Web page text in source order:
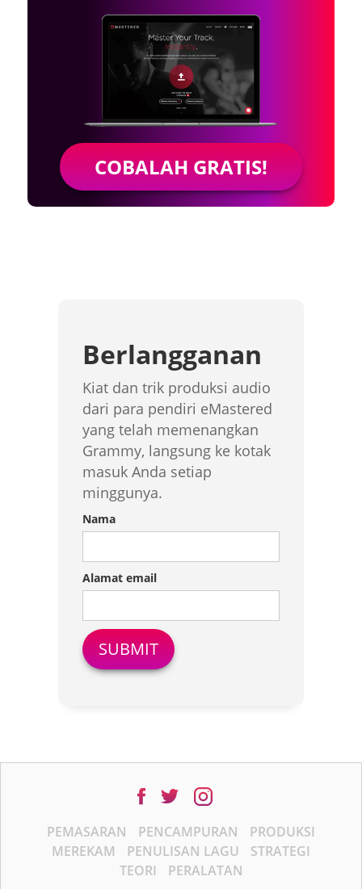
COBALAH GRATIS!
Berlangganan
Kiat dan trik produksi audio
dari para pendiri eMastered
yang telah memenangkan
Grammy, langsung ke kotak
masuk Anda setiap
minggunya.
Nama
Alamat email
PEMASARAN PENCAMPURAN
PRODUKSI
MEREKAM
PENULISAN LAGU
STRATEGI
TEORI
PERALATAN